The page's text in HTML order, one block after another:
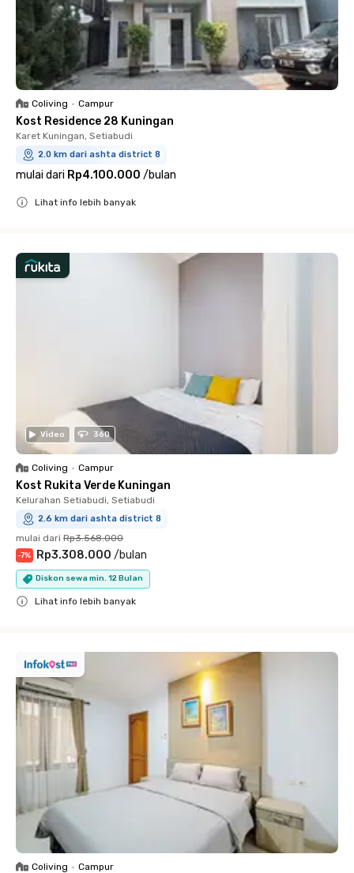
Coliving • Campur
Kost Residence 28 Kuningan
Karet Kuningan, Setiabudi
2.0 km dari ashta district 8
mulai dari Rp4.100.000 /bulan
Lihat info lebih banyak
Video 360
Coliving • Campur
Kost Rukita Verde Kuningan
Kelurahan Setiabudi, Setiabudi
2.6 km dari ashta district 8
mulai dari Rp3.568.000
-7% Rp3.308.000 /bulan
Diskon sewa min. 12 Bulan
Lihat info lebih banyak
Coliving • Campur